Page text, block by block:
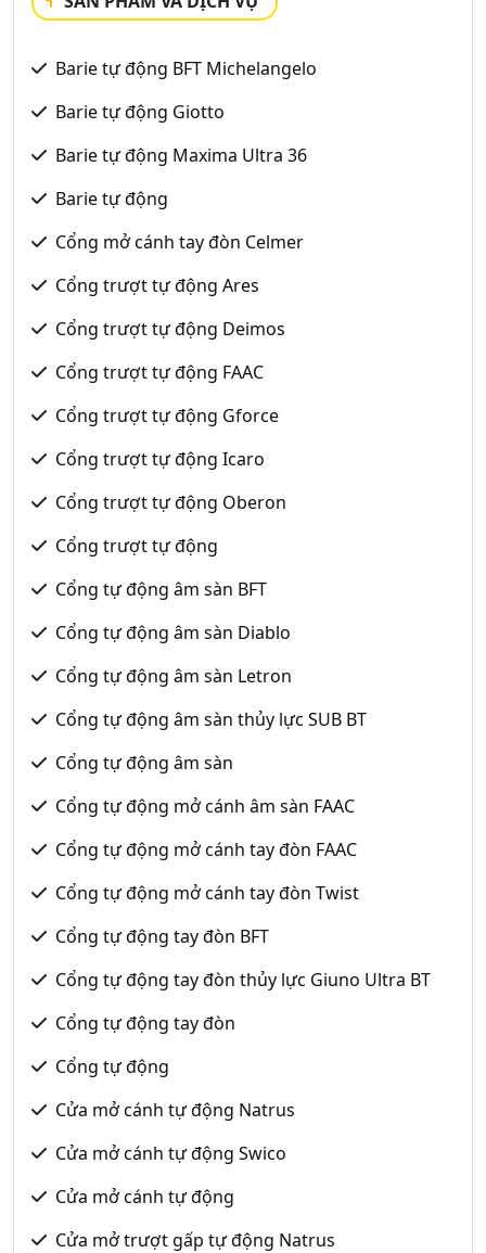
Barie tự động BFT Michelangelo
Barie tự động Giotto
Barie tự động Maxima Ultra 36
Barie tự động
Cổng mở cánh tay đòn Celmer
Cổng trượt tự động Ares
Cổng trượt tự động Deimos
Cổng trượt tự động FAAC
Cổng trượt tự động Gforce
Cổng trượt tự động Icaro
Cổng trượt tự động Oberon
Cổng trượt tự động
Cổng tự động âm sàn BFT
Cổng tự động âm sàn Diablo
Cổng tự động âm sàn Letron
Cổng tự động âm sàn thủy lực SUB BT
Cổng tự động âm sàn
Cổng tự động mở cánh âm sàn FAAC
Cổng tự động mở cánh tay đòn FAAC
Cổng tự động mở cánh tay đòn Twist
Cổng tự động tay đòn BFT
Cổng tự động tay đòn thủy lực Giuno Ultra BT
Cổng tự động tay đòn
Cổng tự động
Cửa mở cánh tự động Natrus
Cửa mở cánh tự động Swico
Cửa mở cánh tự động
Cửa mở trượt gấp tự động Natrus